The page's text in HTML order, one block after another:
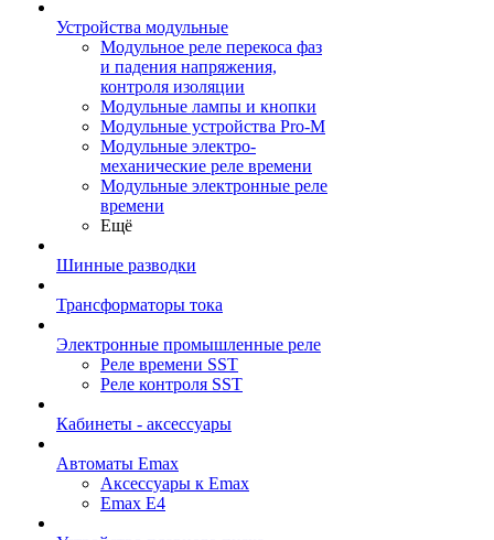
Устройства модульные
Модульное реле перекоса фаз
и падения напряжения,
контроля изоляции
Модульные лампы и кнопки
Модульные устройства Pro-M
Модульные электро-
механические реле времени
Модульные электронные реле
времени
Ещё
Шинные разводки
Трансформаторы тока
Электронные промышленные реле
Реле времени SST
Реле контроля SST
Кабинеты - аксессуары
Автоматы Emax
Аксессуары к Emax
Emax E4